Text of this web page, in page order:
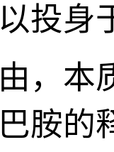
投身
，本
胺的